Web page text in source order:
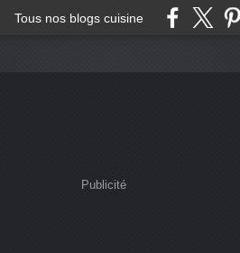
Tous nos blogs cuisine
Publicité